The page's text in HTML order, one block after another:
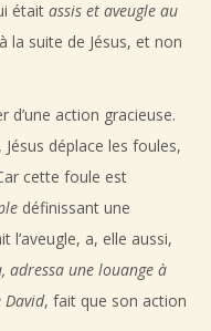
était assis et aveugle au
la suite de Jésus, et non
d’une action gracieuse.
déplace les foules,
cette foule est
définissant une
l’aveugle, a, elle aussi,
adressa une louange à
David, fait que son action